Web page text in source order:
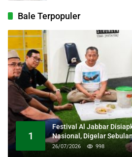
Bale Terpopuler
1
Festival Al Jabbar
Nasional, Digelar
Masjid Raya Al Jabbar
26/07/2026 998